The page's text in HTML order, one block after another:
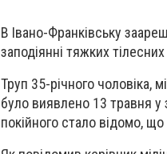
В Івано-Франківську
заподіянні тяжких
Труп 35-річного чоловіка,
було виявлено 13 травня у
покійного стало відомо,